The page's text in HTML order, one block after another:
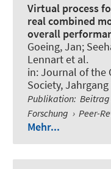
Virtual process
real combined
overall
Goeing, Jan;
Lennartet al.
in:Journal of the
Society, Jahrgang
Publikation:
Forschung › Peer-
Mehr...